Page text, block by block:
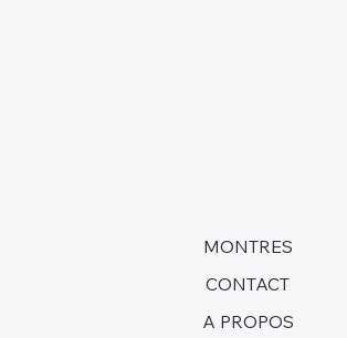
MONTRES
CONTACT
A PROPOS